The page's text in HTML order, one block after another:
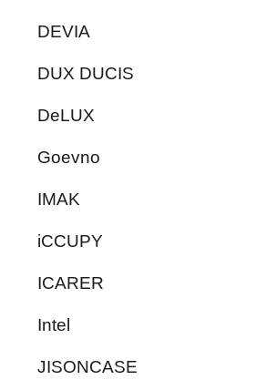
DEVIA
DUX DUCIS
DeLUX
Goevno
IMAK
iCCUPY
ICARER
Intel
JISONCASE